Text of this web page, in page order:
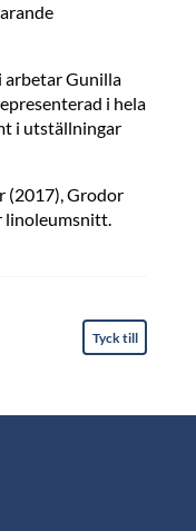
arbetar Gunilla
i hela
i utställningar
(2017), Grodor
linoleumsnitt.
Tyck till